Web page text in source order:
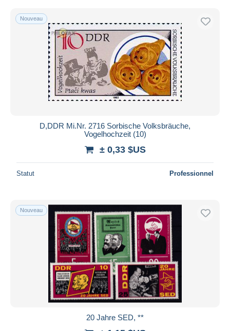
Nouveau
D,DDR Mi.Nr. 2716 Sorbische Volksbräuche,
Vogelhochzeit (10)
± 0,33 $US
Statut Professionnel
Nouveau
20 Jahre SED, **